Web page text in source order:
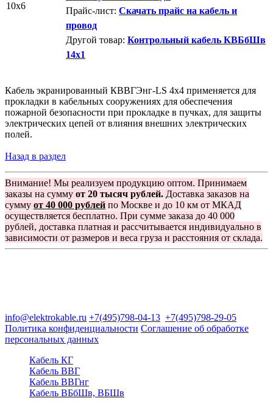
Прайс-лист: Скачать прайс на кабель и
провод
Другой товар: Контрольный кабель КВБбШв
14х1
Кабель экранированный КВВГЭнг-LS 4х4 применяется для
прокладки в кабельных сооружениях для обеспечения
пожарной безопасности при прокладке в пучках, для защиты
электрических цепей от влияния внешних электрических
полей.
Назад в раздел
Внимание! Мы реализуем продукцию оптом. Принимаем
заказы на сумму от 20 тысяч рублей. Доставка заказов на
сумму от 40 000 рублей по Москве и до 10 км от МКАД
осуществляется бесплатно. При сумме заказа до 40 000
рублей, доставка платная и рассчитывается индивидуально в
зависимости от размеров и веса груза и расстояния от склада.
info@elektrokable.ru +7(495)798-04-13 +7(495)798-29-05
Политика конфиденциальности Соглашение об обработке
персональных данных
Кабель КГ
Кабель ВВГ
Кабель ВВГнг
Кабель ВБбШв, ВБШв